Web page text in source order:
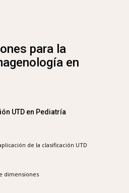
para la
en
UTD en Pediatría
de la clasificación UTD
dimensiones